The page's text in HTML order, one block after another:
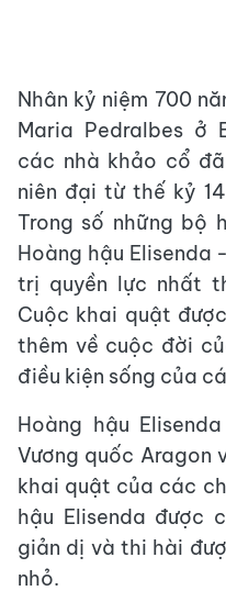
Nhân kỷ niệm 700
Maria Pedralbes ở
các nhà khảo cổ
niên đại từ thế kỷ
Trong số những bộ
Hoàng hậu Elisenda
trị quyền lực nhất
Cuộc khai quật
thêm về cuộc đời
điều kiện sống của
Hoàng hậu
Vương quốc Aragon
khai quật của các
hậu Elisenda được
giản dị và thi hài
nhỏ.